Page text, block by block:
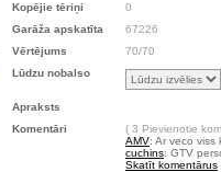
Kopējie tēriņi
0
Garāža apskatīta
67226
Vērtējums
70/70
Lūdzu nobalso
Apraksts
Komentāri
( 3 Pievienotie
AMV: Ar veco viss
cuchins: GTV
Skatīt komentārus